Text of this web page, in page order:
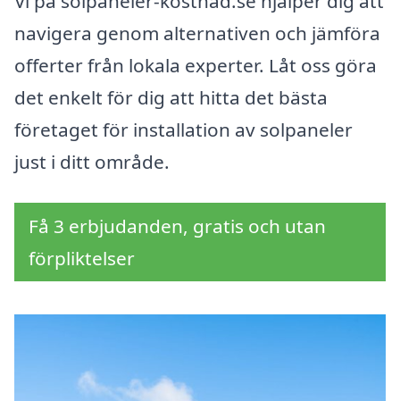
navigera genom alternativen och jämföra
offerter från lokala experter. Låt oss göra
det enkelt för dig att hitta det bästa
företaget för installation av solpaneler
just i ditt område.
Få 3 erbjudanden, gratis och utan
förpliktelser